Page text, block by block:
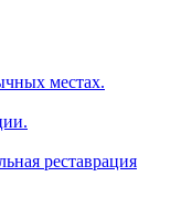
местах.
реставрация